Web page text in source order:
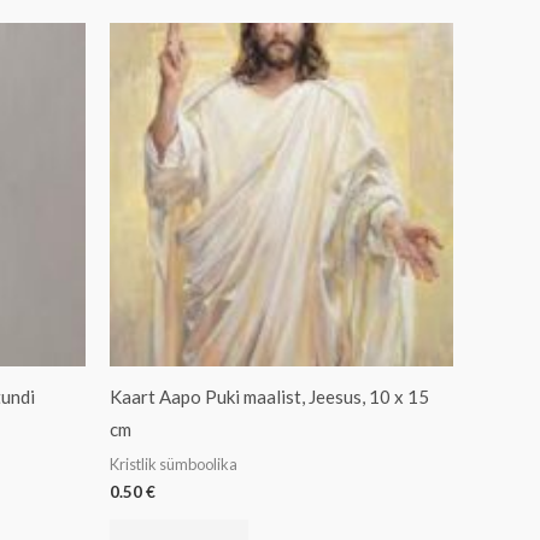
Kaart Aapo Puki maalist, Jeesus, 10 x 15
cm
Kristlik sümboolika
0.50€